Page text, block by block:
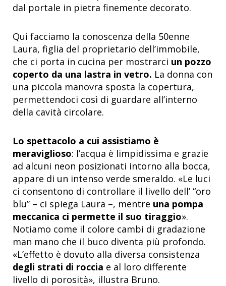
dal portale in pietra finemente decorato.
Qui facciamo la conoscenza della 50enne
Laura, figlia del proprietario dell’immobile,
che ci porta in cucina per mostrarci un pozzo
coperto da una lastra in vetro. La donna con
una piccola manovra sposta la copertura,
permettendoci così di guardare all’interno
della cavità circolare.
Lo spettacolo a cui assistiamo è
meraviglioso: l’acqua è limpidissima e grazie
ad alcuni neon posizionati intorno alla bocca,
appare di un intenso verde smeraldo. «Le luci
ci consentono di controllare il livello dell’ “oro
blu” – ci spiega Laura –, mentre una pompa
meccanica ci permette il suo tiraggio».
Notiamo come il colore cambi di gradazione
man mano che il buco diventa più profondo.
«L’effetto è dovuto alla diversa consistenza
degli strati di roccia e al loro differente
livello di porosità», illustra Bruno.